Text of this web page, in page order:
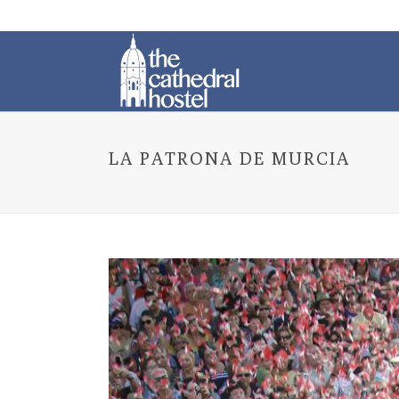
LA PATRONA DE MURCIA